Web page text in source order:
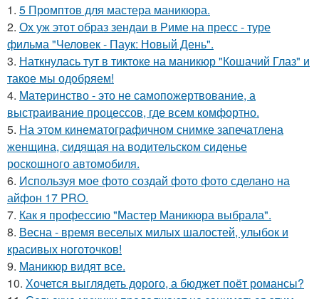
1. 5 Промптов для мастера маникюра.
2. Ох уж этот образ зендаи в Риме на пресс - туре
фильма "Человек - Паук: Новый День".
3. Наткнулась тут в тиктоке на маникюр "Кошачий Глаз" и
такое мы одобряем!
4. Материнство - это не самопожертвование, а
выстраивание процессов, где всем комфортно.
5. На этом кинематографичном снимке запечатлена
женщина, сидящая на водительском сиденье
роскошного автомобиля.
6. Используя мое фото создай фото фото сделано на
айфон 17 PRO.
7. Как я профессию "Мастер Маникюра выбрала".
8. Весна - время веселых милых шалостей, улыбок и
красивых ноготочков!
9. Маникюр видят все.
10. Хочется выглядеть дорого, а бюджет поёт романсы?